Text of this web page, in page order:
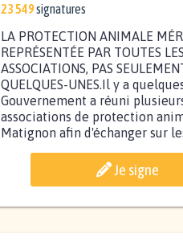
23 549signatures
LA PROTECTION ANIMALE
REPRÉSENTÉE PAR TOUTES LES
ASSOCIATIONS, PAS
QUELQUES-UNES.Il y a
Gouvernement a réuni
associations de protection
Matignon afin d'échanger sur
Je signe